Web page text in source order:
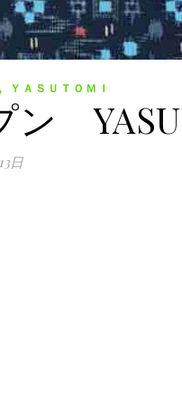
, ＹＡＳＵＴＯＭＩ
ン
日